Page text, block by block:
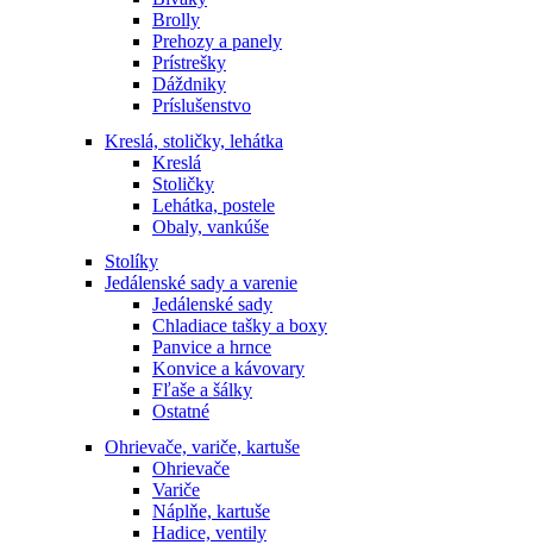
Brolly
Prehozy a panely
Prístrešky
Dáždniky
Príslušenstvo
Kreslá, stoličky, lehátka
Kreslá
Stoličky
Lehátka, postele
Obaly, vankúše
Stolíky
Jedálenské sady a varenie
Jedálenské sady
Chladiace tašky a boxy
Panvice a hrnce
Konvice a kávovary
Fľaše a šálky
Ostatné
Ohrievače, variče, kartuše
Ohrievače
Variče
Náplňe, kartuše
Hadice, ventily